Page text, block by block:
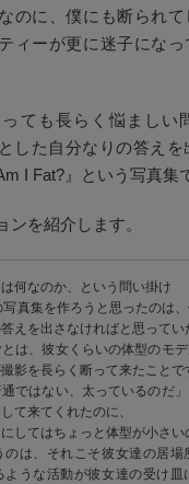
のに、僕にも断られ
ィーが更に迷子にな
ても長らく悩ましい
した自分なりの答えを
I Fat?』という写真集
ンを紹介します。
は何なのか、という問い掛け
真集を作ろうと思ったのは、
えを出さなければと思ってい
は、彼女くらいの体型のモ
影を長らく断って来たことで
通ではない、太っているのだ
て来てくれたのに、
してはちょっと体型が小さい
のは、それこそ彼女達の居場
ような活動が彼女達の受け